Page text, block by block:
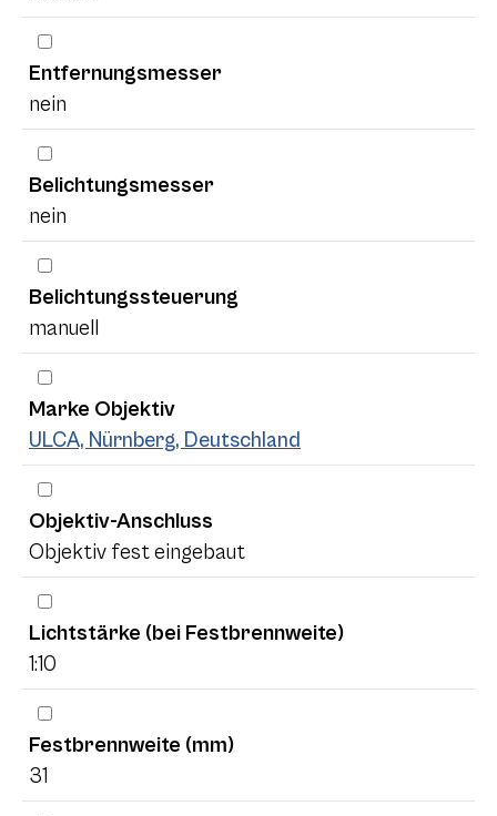
Entfernungsmesser
nein
Belichtungsmesser
nein
Belichtungssteuerung
manuell
Marke Objektiv
ULCA, Nürnberg, Deutschland
Objektiv-Anschluss
Objektiv fest eingebaut
Lichtstärke (bei Festbrennweite)
1:10
Festbrennweite (mm)
31